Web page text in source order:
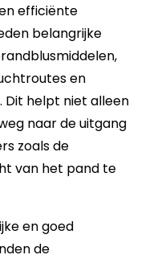
efficiënte
belangrijke
en
Dit helpt niet alleen
naar de uitgang
zoals de
van het pand te
en goed
de